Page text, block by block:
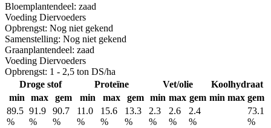
Bloemplantendeel: zaad
Voeding Diervoeders
Opbrengst: Nog niet gekend
Samenstelling: Nog niet gekend
Graanplantendeel: zaad
Voeding Diervoeders
Opbrengst: 1 - 2,5 ton DS/ha
Droge stof
Proteïne Vet/olie
Koolhydraat
min
max gem min max gem min max gem min max gem
89.5
%
91.9
%
90.7
%
11.0
%
15.6
%
13.3
%
2.3
%
2.6
%
2.4
%
73.1
%